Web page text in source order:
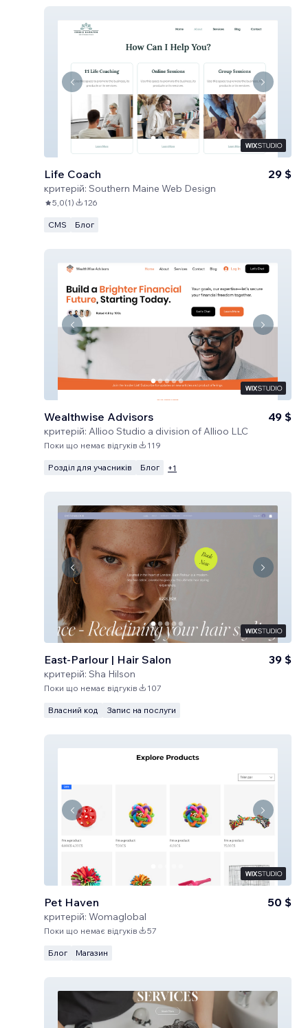
Life Coach
критерій: Southern Maine Web Design
29 $
5,0(1) 126
CMS Блог
Wealthwise Advisors
критерій: Allioo Studio a division of Allioo LLC
49 $
Поки що немає відгуків 119
Розділ для учасників Блог +1
East-Parlour | Hair Salon
критерій: Sha Hilson
39 $
Поки що немає відгуків 107
Власний код Запис на послуги
Pet Haven
критерій: Womaglobal
50 $
Поки що немає відгуків 57
Блог Магазин